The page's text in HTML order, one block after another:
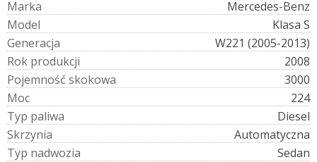
Marka
Mercedes-Benz
Model
Klasa S
Generacja
W221 (2005-2013)
Rok produkcji
2008
Pojemność skokowa
3000
Moc
224
Typ paliwa
Diesel
Skrzynia
Automatyczna
Typ nadwozia
Sedan